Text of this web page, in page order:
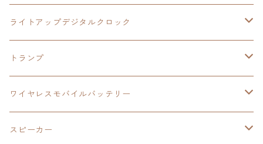
置くだけスピーカー
飾れるはがき
創の軌跡
ケーブルステージ
イラストフレームクロック
40周年記念
黎の軌跡
3in1充電ケーブル
黎の軌跡Ⅱ
ソーラーパネル
LEDライト付き
閃の軌跡Ⅳ
イースⅨ
零の軌跡：改
碧の軌跡：改
創の軌跡
黎の軌跡
ワンピース
今日から俺は！！
ゴジラ
手塚治虫
閃の軌跡Ⅳ
イースⅨ
零の軌跡：改
碧の軌跡：改
ライトアップデジタルクロック
閃の軌跡Ⅳ
イースⅨ
零の軌跡：改
トランプ
日本ファルコム
ワイヤレスモバイルバッテリー
イースⅨ
スピーカー